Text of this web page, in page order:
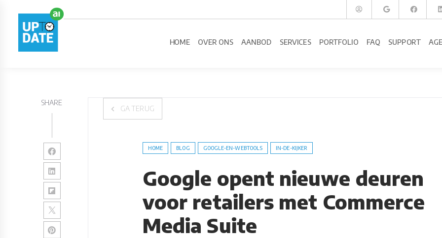
HOME OVER ONS AANBOD SERVICES PORTFOLIO FAQ SUPPORT
SHARE
GA TERUG
HOME BLOG GOOGLE-EN-WEBTOOLS IN-DE-KIJKER
Google opent nieuwe deuren
voor retailers met Commerce
Media Suite